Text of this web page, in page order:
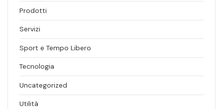
Prodotti
Servizi
Sport e Tempo Libero
Tecnologia
Uncategorized
Utilità